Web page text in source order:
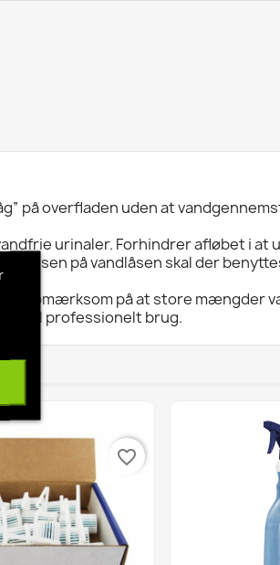
på overfladen uden at
urinaler. Forhindrer afløbet i at
på vandlåsen skal der
opmærksom på at store mængder
til professionelt brug.